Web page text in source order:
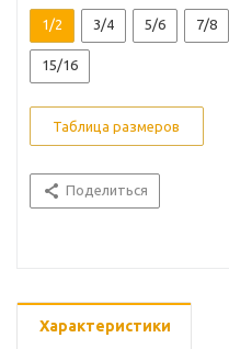
1/2 3/4 5/6 7/8
15/16
Таблица размеров
Поделиться
Характеристики